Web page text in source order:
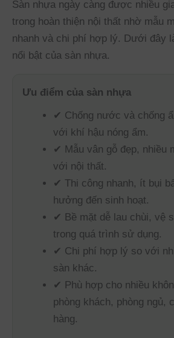
Sàn nhựa ngày càng được nhiều
trong hoàn thiện nội thất nhờ mẫu
nhanh và chi phí hợp lý. Dưới đây
nổi bật của sàn nhựa.
Ưu điểm của sàn nhựa
✔ Chống nước và chống
với khí hậu nóng ẩm.
✔ Mẫu vân gỗ đẹp, nhiều
với nội thất.
✔ Thi công nhanh, ít bụi
hưởng đến sinh hoạt.
✔ Bề mặt dễ lau chùi, vệ
trong quá trình sử dụng.
✔ Chi phí hợp lý so với
sàn khác.
✔ Phù hợp cho nhiều
phòng khách, phòng ngủ,
hàng.